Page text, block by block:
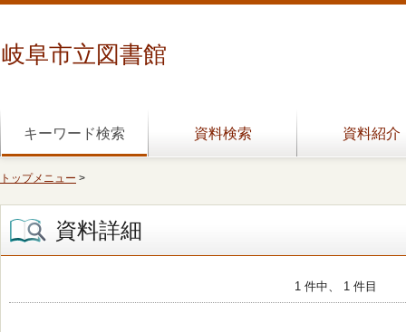
岐阜市立図書館
キーワード検索 資料検索 資料紹介
トップメニュー >
資料詳細
1 件中、 1 件目